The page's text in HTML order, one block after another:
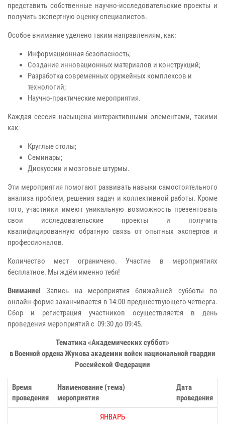
представить собственные научно-исследовательские проекты и
получить экспертную оценку специалистов.
Особое внимание уделено таким направлениям, как:
Информационная безопасность;
Создание инновационных материалов и конструкций;
Разработка современных оружейных комплексов и
технологий;
Научно-практические мероприятия.
Каждая сессия насыщена интерактивными элементами, такими
как:
Круглые столы;
Семинары;
Дискуссии и мозговые штурмы.
Эти мероприятия помогают развивать навыки самостоятельного
анализа проблем, решения задач и коллективной работы. Кроме
того, участники имеют уникальную возможность презентовать
свои исследовательские проекты и получить
квалифицированную обратную связь от опытных экспертов и
профессионалов.
Количество мест ограничено. Участие в мероприятиях
бесплатное. Мы ждём именно тебя!
Внимание!Запись на мероприятия ближайшей субботы по
онлайн-форме заканчивается в 14:00 предшествующего четверга.
Сбор и регистрация участников осуществляется в день
проведения мероприятий с 09:30 до 09:45.
Тематика «Академических суббот»
в Военной ордена Жукова академии войск национальной гвардии
Российской Федерации
Время
проведения
Наименование (тема)
мероприятия
Дата
проведения
ЯНВАРЬ